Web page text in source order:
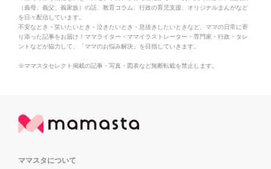
（義母、義父、義家族）の話、教育コラム、行政の育児支援、オリジナルまんがなど
を日々配信しています。
不安なとき・笑いたいとき・泣きたいとき・息抜きしたいときなど、ママの日常に寄
り添った記事をお届け！ママライター・ママイラストレーター・専門家・行政・タレ
ントなどが協力して、「ママのお悩み解決」を目指していきます。
※ママスタセレクト掲載の記事・写真・図表など無断転載を禁止します。
ママスタについて